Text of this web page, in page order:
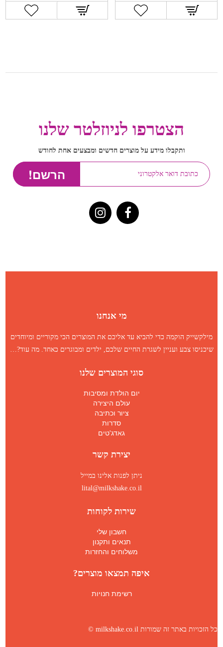
הצטרפו לניוזלטר שלנו
ותקבלו מידע על מוצרים חדשים ומבצעים אחת לחודש
מי אנחנו
מילקשייק הוקמה כדי להביא עד אליכם את המוצרים הכי מקוריים ומיוחדים
שיכניסו צבע ועניין לשגרת החיים שלכם, ילדים ומבוגרים כאחד.מה עוד?…
סוגי המוצרים שלנו
יום הולדת ומסיבות
עולם היצירה
ציור וכתיבה
סדרות
גאדג'טים
יצירת קשר
ניתן לפנות אלינו במייל
lital@milkshake.co.il
שירות לקוחות
חשבון שלי
תנאים ותקנון
משלוחים והחזרות
איפה תמצאו מוצרים?
רשימת חנויות
כל הזכויות באתר זה שמורות milkshake.co.il ©